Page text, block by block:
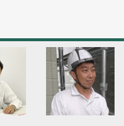
した。ありがとう御座います！
た。ありがとう御座います！
した。ありがとう御座います！
た。ありがとう御座います！
た。ありがとう御座います！